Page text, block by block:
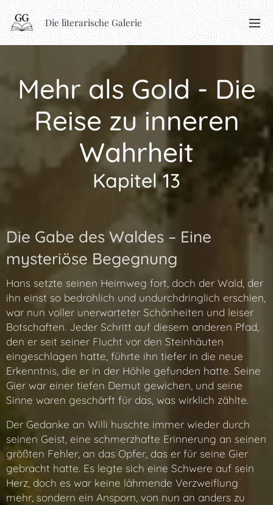
Die literarische Galerie
Mehr als Gold - Die
Reise zu inneren
Wahrheit
Kapitel 13
Die Gabe des Waldes – Eine
mysteriöse Begegnung
Hans setzte seinen Heimweg fort, doch der Wald, der
ihn einst so bedrohlich und undurchdringlich erschien,
war nun voller unerwarteter Schönheiten und leiser
Botschaften. Jeder Schritt auf diesem anderen Pfad,
den er seit seiner Flucht vor den Steinhäuten
eingeschlagen hatte, führte ihn tiefer in die neue
Erkenntnis, die er in der Höhle gefunden hatte. Seine
Gier war einer tiefen Demut gewichen, und seine
Sinne waren geschärft für das, was wirklich zählte.
Der Gedanke an Willi huschte immer wieder durch
seinen Geist, eine schmerzhafte Erinnerung an seinen
größten Fehler, an das Opfer, das er für seine Gier
gebracht hatte. Es legte sich eine Schwere auf sein
Herz, doch es war keine lähmende Verzweiflung
mehr, sondern ein Ansporn, von nun an anders zu